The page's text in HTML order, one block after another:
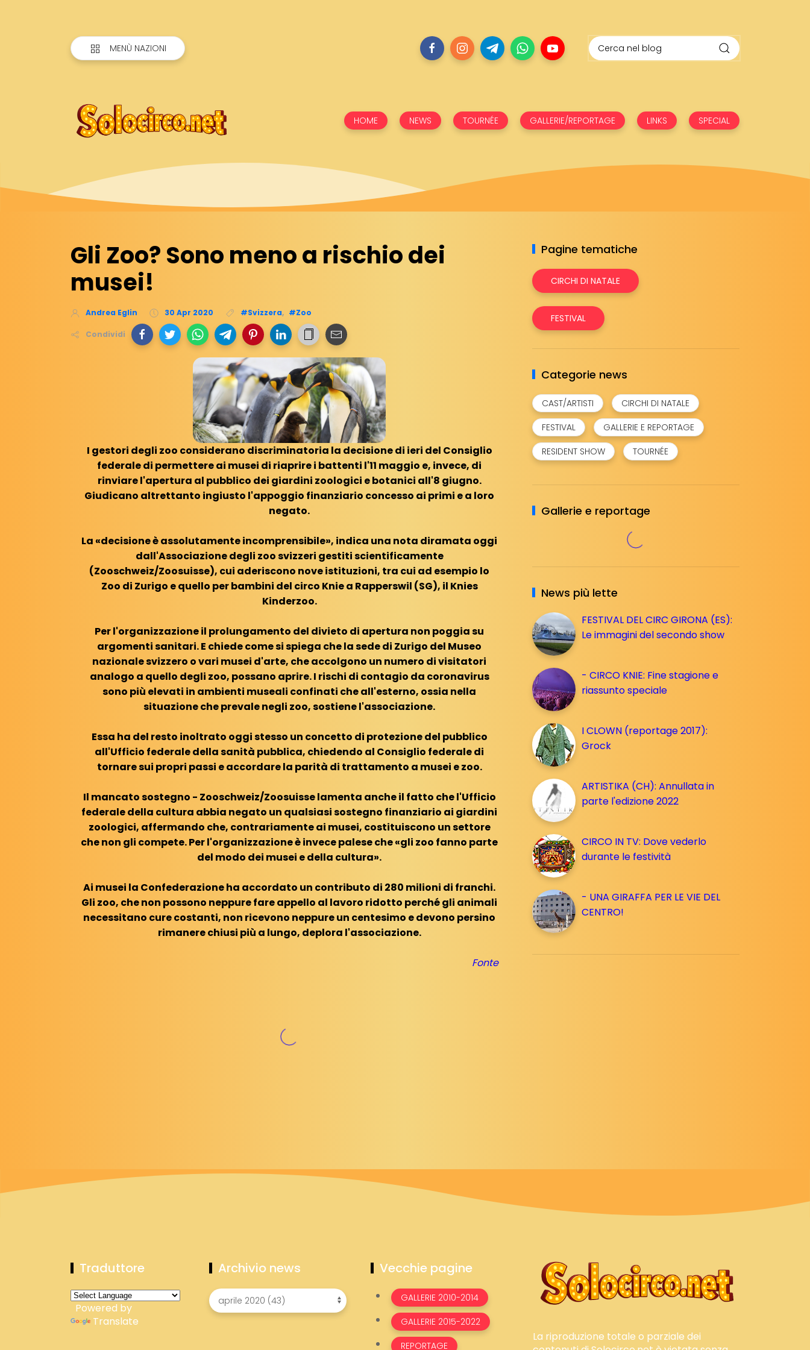
MENÙ NAZIONI
HOME NEWS TOURNÉE GALLERIE/REPORTAGE LINKS SPECIAL
Gli Zoo? Sono meno a rischio dei
musei!
Andrea Eglin 30 Apr 2020 #Svizzera, #Zoo
Condividi
I gestori degli zoo considerano discriminatoria la decisione di ieri del Consiglio
federale di permettere ai musei di riaprire i battenti l'11 maggio e, invece, di
rinviare l'apertura al pubblico dei giardini zoologici e botanici all'8 giugno.
Giudicano altrettanto ingiusto l'appoggio finanziario concesso ai primi e a loro
negato.
La «decisione è assolutamente incomprensibile», indica una nota diramata oggi
dall'Associazione degli zoo svizzeri gestiti scientificamente
(Zooschweiz/Zoosuisse), cui aderiscono nove istituzioni, tra cui ad esempio lo
Zoo di Zurigo e quello per bambini del circo Knie a Rapperswil (SG), il Knies
Kinderzoo.
Per l'organizzazione il prolungamento del divieto di apertura non poggia su
argomenti sanitari. E chiede come si spiega che la sede di Zurigo del Museo
nazionale svizzero o vari musei d'arte, che accolgono un numero di visitatori
analogo a quello degli zoo, possano aprire. I rischi di contagio da coronavirus
sono più elevati in ambienti museali confinati che all'esterno, ossia nella
situazione che prevale negli zoo, sostiene l'associazione.
Essa ha del resto inoltrato oggi stesso un concetto di protezione del pubblico
all'Ufficio federale della sanità pubblica, chiedendo al Consiglio federale di
tornare sui propri passi e accordare la parità di trattamento a musei e zoo.
Il mancato sostegno - Zooschweiz/Zoosuisse lamenta anche il fatto che l'Ufficio
federale della cultura abbia negato un qualsiasi sostegno finanziario ai giardini
zoologici, affermando che, contrariamente ai musei, costituiscono un settore
che non gli compete. Per l'organizzazione è invece palese che «gli zoo fanno parte
del modo dei musei e della cultura».
Ai musei la Confederazione ha accordato un contributo di 280 milioni di franchi.
Gli zoo, che non possono neppure fare appello al lavoro ridotto perché gli animali
necessitano cure costanti, non ricevono neppure un centesimo e devono persino
rimanere chiusi più a lungo, deplora l'associazione.
Fonte
Pagine tematiche
CIRCHI DI NATALE
FESTIVAL
Categorie news
CAST/ARTISTI
CIRCHI DI NATALE
FESTIVAL
GALLERIE E REPORTAGE
RESIDENT SHOW
TOURNÉE
Gallerie e reportage
News più lette
FESTIVAL DEL CIRC GIRONA (ES):
Le immagini del secondo show
- CIRCO KNIE: Fine stagione e
riassunto speciale
I CLOWN (reportage 2017):
Grock
ARTISTIKA (CH): Annullata in
parte l'edizione 2022
CIRCO IN TV: Dove vederlo
durante le festività
- UNA GIRAFFA PER LE VIE DEL
CENTRO!
Traduttore
Powered by
Translate
Archivio news Vecchie pagine
GALLERIE 2010-2014
GALLERIE 2015-2022
REPORTAGE
La riproduzione totale o parziale dei